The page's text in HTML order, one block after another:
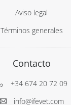
Aviso legal
Términos generales
Contacto
+34 674 20 72 09
info@ifevet.com